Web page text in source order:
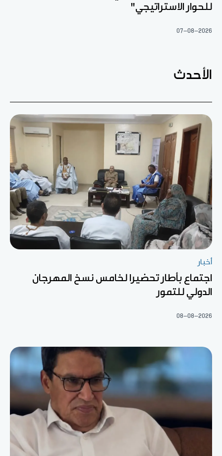
للحوار الاستراتيجي"
07-08-2026
الأحدث
أخبار
اجتماع بأطار تحضيرا لخامس نسخ المهرجان
الدولي للتمور
08-08-2026